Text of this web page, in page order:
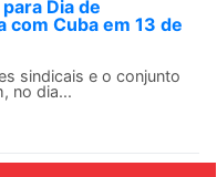
Dia de
com Cuba em 13 de
sindicais e o conjunto
no dia...